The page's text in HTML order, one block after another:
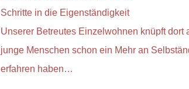
Schritte in die Eigenständigkeit
Unserer Betreutes Einzelwohnen knüpft dort
junge Menschen schon ein Mehr an
erfahren haben…